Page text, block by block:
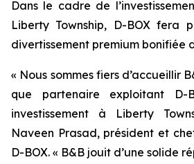
Dans le cadre de
Liberty Township, D-BOX fera
divertissement premium bonifiée
« Nous sommes fiers d’accueillir
que partenaire exploitant D-
investissement à Liberty
Naveen Prasad, président et
D-BOX. « B&B jouit d’une solide